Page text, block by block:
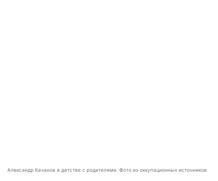
Александр Качанов в детстве с родителями. Фото из оккупационных источников